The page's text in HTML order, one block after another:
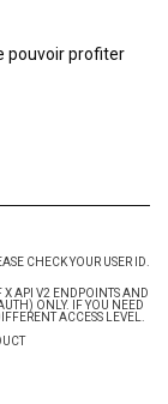
pouvoir profiter
CHECK YOUR USER ID.
X API V2 ENDPOINTS AND
ONLY. IF YOU NEED
ACCESS LEVEL.